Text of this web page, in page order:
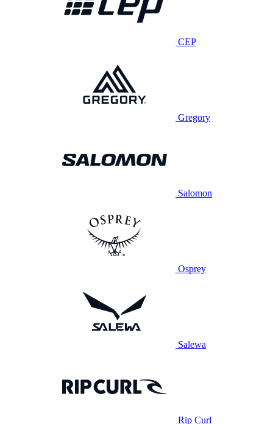
CEP
Gregory
Salomon
Osprey
Salewa
Rip Curl